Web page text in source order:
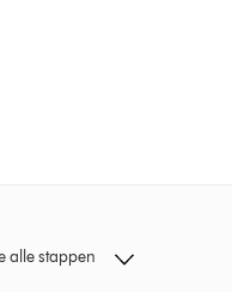
alle stappen